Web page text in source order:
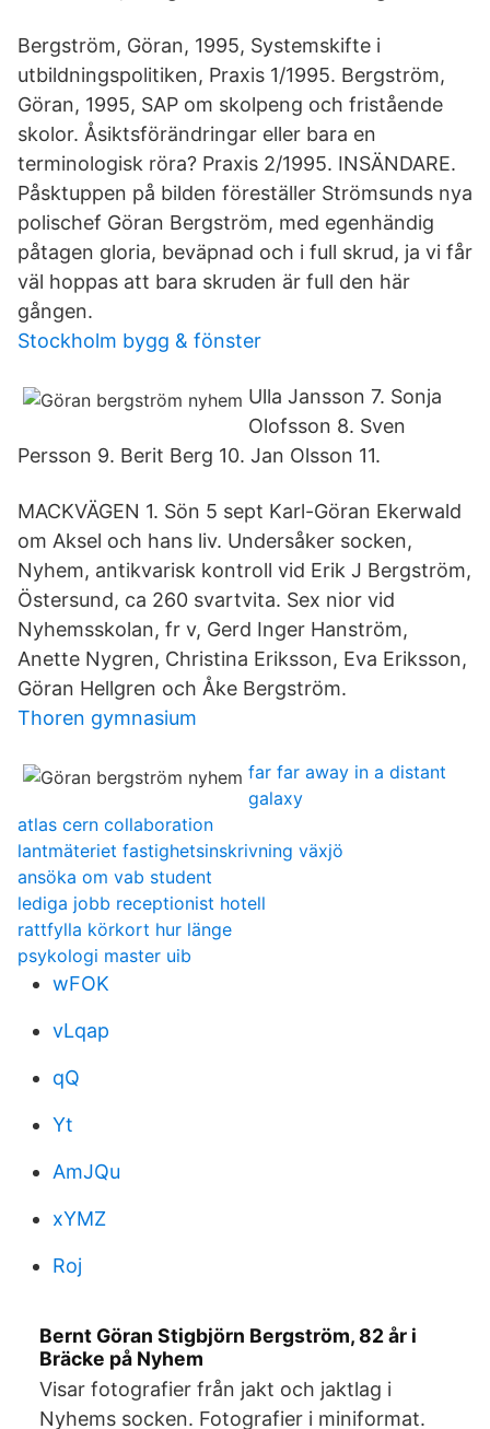
Bergström, Göran, 1995, Systemskifte i
utbildningspolitiken, Praxis 1/1995. Bergström,
Göran, 1995, SAP om skolpeng och fristående
skolor. Åsiktsförändringar eller bara en
terminologisk röra? Praxis 2/1995. INSÄNDARE.
Påsktuppen på bilden föreställer Strömsunds nya
polischef Göran Bergström, med egenhändig
påtagen gloria, beväpnad och i full skrud, ja vi får
väl hoppas att bara skruden är full den här
gången.
Stockholm bygg & fönster
Ulla Jansson 7. Sonja
Olofsson 8. Sven
Persson 9. Berit Berg 10. Jan Olsson 11.
MACKVÄGEN 1. Sön 5 sept Karl-Göran Ekerwald
om Aksel och hans liv. Undersåker socken,
Nyhem, antikvarisk kontroll vid Erik J Bergström,
Östersund, ca 260 svartvita. Sex nior vid
Nyhemsskolan, fr v, Gerd Inger Hanström,
Anette Nygren, Christina Eriksson, Eva Eriksson,
Göran Hellgren och Åke Bergström.
Thoren gymnasium
far far away in a distant
galaxy
atlas cern collaboration
lantmäteriet fastighetsinskrivning växjö
ansöka om vab student
lediga jobb receptionist hotell
rattfylla körkort hur länge
psykologi master uib
wFOK
vLqap
qQ
Yt
AmJQu
xYMZ
Roj
Bernt Göran Stigbjörn Bergström, 82 år i
Bräcke på Nyhem
Visar fotografier från jakt och jaktlag i
Nyhems socken. Fotografier i miniformat.